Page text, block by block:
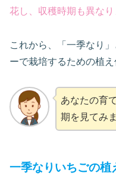
花し、収穫時期も異なり
これから、「一季なり
ーで栽培するための植
あなたの育
期を見てみ
一季なりいちごの